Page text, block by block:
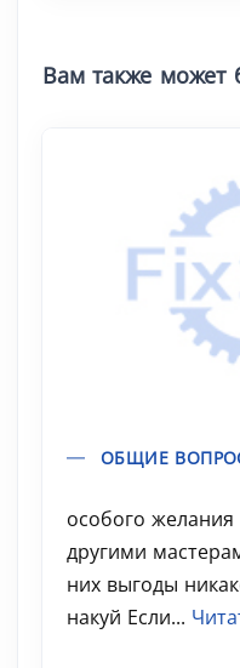
Вам также может
ОБЩИЕ
особого желания
другими
них выгоды
накуй Если...